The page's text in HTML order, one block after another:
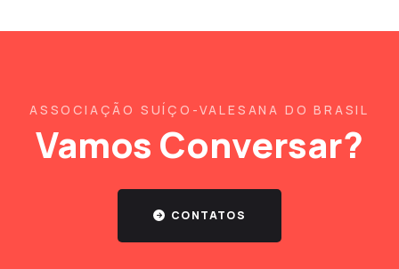
ASSOCIAÇÃO SUÍÇO-VALESANA DO BRASIL
Vamos Conversar?
CONTATOS